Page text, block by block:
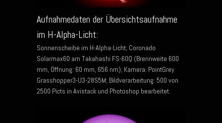
Aufnahmedaten der Übersichtsaufnahme
im H-Alpha-Licht:
Sonnenscheibe im H-Alpha-Licht; Coronado
Solarmax60 am Takahashi FS-60Q (Brennweite 600
mm, Öffnung: 60 mm, 656 nm); Kamera: PointGrey
Grasshopper3-U3-28S5M; Bildverarbeitung: 500 von
2500 Picts in Avistack und Photoshop bearbeitet.